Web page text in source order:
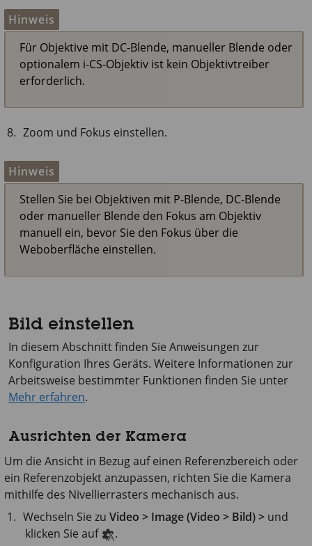
Hinweis
Für Objektive mit DC-Blende, manueller Blende oder
optionalem i-CS-Objektiv ist kein Objektivtreiber
erforderlich.
Zoom und Fokus einstellen.
Hinweis
Stellen Sie bei Objektiven mit P-Blende, DC-Blende
oder manueller Blende den Fokus am Objektiv
manuell ein, bevor Sie den Fokus über die
Weboberfläche einstellen.
Bild einstellen
In diesem Abschnitt finden Sie Anweisungen zur
Konfiguration Ihres Geräts. Weitere Informationen zur
Arbeitsweise bestimmter Funktionen finden Sie unter
Mehr erfahren.
Ausrichten der Kamera
Um die Ansicht in Bezug auf einen Referenzbereich oder
ein Referenzobjekt anzupassen, richten Sie die Kamera
mithilfe des Nivellierrasters mechanisch aus.
Wechseln Sie zuVideo > Image (Video > Bild) > und
klicken Sie auf
.